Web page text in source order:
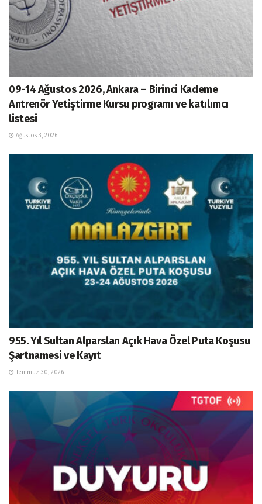
09-14 Ağustos 2026, Ankara – Birinci Kademe
Antrenör Yetiştirme Kursu programı ve katılımcı
listesi
Ağustos 3, 2026
955. Yıl Sultan Alparslan Açık Hava Özel Puta Koşusu
Şartnamesi ve Kayıt
Temmuz 30, 2026